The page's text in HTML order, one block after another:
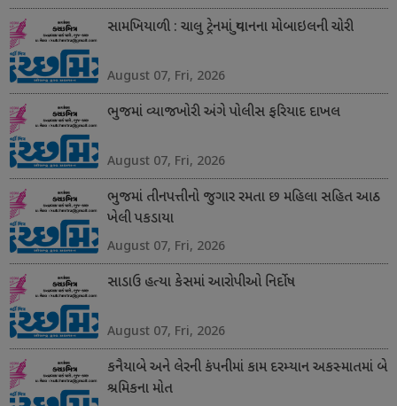
સામખિયાળી : ચાલુ ટ્રેનમાં યુવાનના મોબાઇલની ચોરી
August 07, Fri, 2026
ભુજમાં વ્યાજખોરી અંગે પોલીસ ફરિયાદ દાખલ
August 07, Fri, 2026
ભુજમાં તીનપત્તીનો જુગાર રમતા છ મહિલા સહિત આઠ
ખેલી પકડાયા
August 07, Fri, 2026
સાડાઉ હત્યા કેસમાં આરોપીઓ નિર્દોષ
August 07, Fri, 2026
કનૈયાબે અને લેરની કંપનીમાં કામ દરમ્યાન અકસ્માતમાં બે
શ્રમિકના મોત